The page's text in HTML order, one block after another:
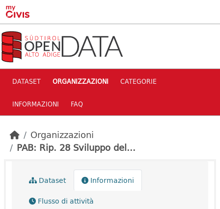
Skip to main content
DATASET ORGANIZZAZIONI CATEGORIE
INFORMAZIONI FAQ
Organizzazioni
PAB: Rip. 28 Sviluppo del...
Dataset
Informazioni
Flusso di attività